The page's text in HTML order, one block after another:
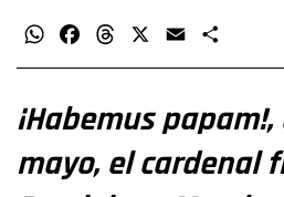
WhatsAppFacebookThreads Email
¡Habemus
mayo, el cardenal